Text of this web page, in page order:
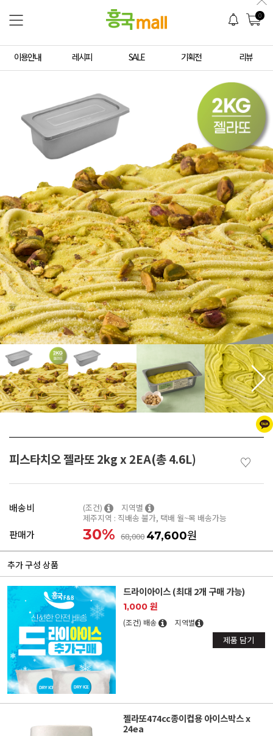
0
이용안내 레시피 SALE 기획전 리뷰
피스타치오 젤라또 2kg x 2EA(총 4.6L) ♡
배송비 (조건)
지역별
제주지역 : 직배송 불가, 택배 월~목 배송가능
판매가 30% 68,00047,600원
추가 구성 상품
드라이아이스 (최대 2개 구매 가능)
1,000 원
(조건) 배송 지역별
제품 담기
젤라또474cc종이컵용 아이스박스 x
24ea